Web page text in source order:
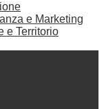
e Marketing
e Territorio